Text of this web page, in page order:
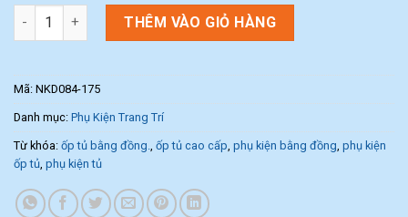
Ốp hoa văn trang trí NKD084-175 (Màu Đồng Vàng) số lượng
THÊM VÀO GIỎ HÀNG
Mã: NKD084-175
Danh mục: Phụ Kiện Trang Trí
Từ khóa: ốp tủ bằng đồng. ốp tủ cao cấp phụ kiện bằng đồng phụ kiện
ốp tủ phụ kiện tủ